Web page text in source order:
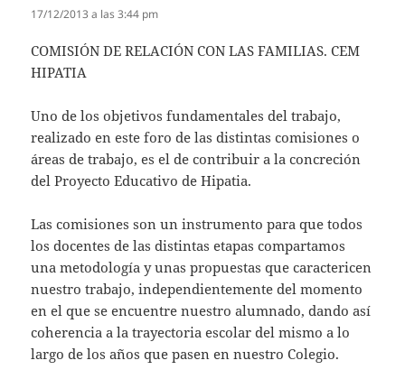
17/12/2013 a las 3:44 pm
COMISIÓN DE RELACIÓN CON LAS FAMILIAS. CEM
HIPATIA
Uno de los objetivos fundamentales del trabajo,
realizado en este foro de las distintas comisiones o
áreas de trabajo, es el de contribuir a la concreción
del Proyecto Educativo de Hipatia.
Las comisiones son un instrumento para que todos
los docentes de las distintas etapas compartamos
una metodología y unas propuestas que caractericen
nuestro trabajo, independientemente del momento
en el que se encuentre nuestro alumnado, dando así
coherencia a la trayectoria escolar del mismo a lo
largo de los años que pasen en nuestro Colegio.